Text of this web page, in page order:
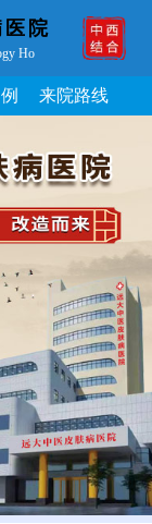
院
Ho
来院路线